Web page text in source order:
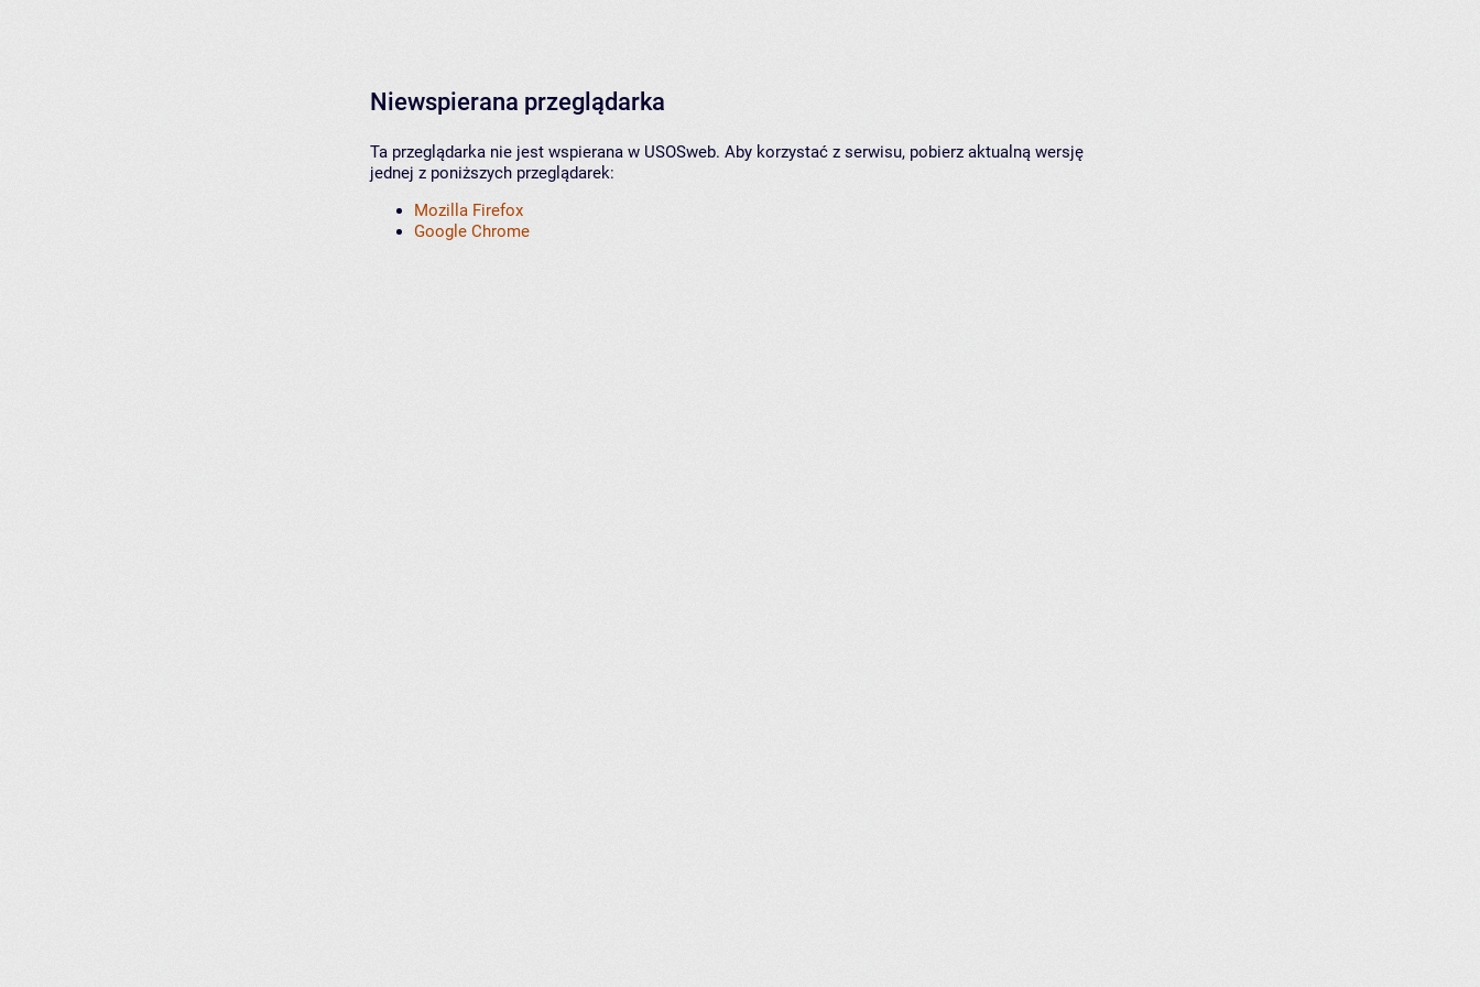
Niewspierana przeglądarka
Ta przeglądarka nie jest wspierana w USOSweb. Aby korzystać z serwisu, pobierz aktualną wersję
jednej z poniższych przeglądarek:
Mozilla Firefox
Google Chrome